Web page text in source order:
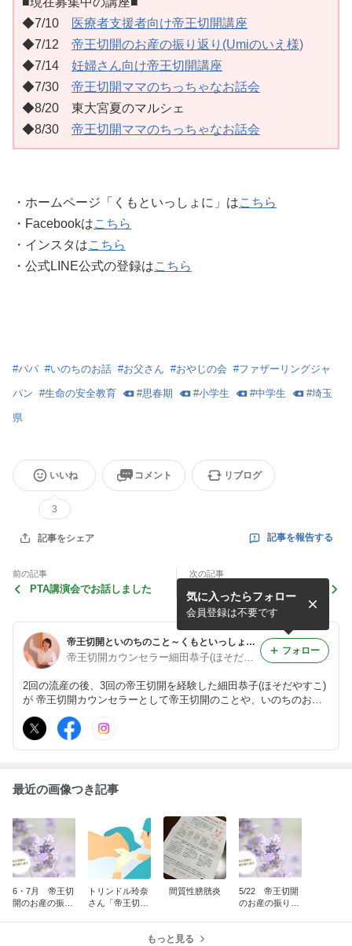
◆7/10
医療者支援者向け帝王切開講座
◆7/12 帝王切開のお産の振り返り(Umiのいえ様)
◆7/14 妊婦さん向け帝王切開講座
◆7/30 帝王切開ママのちっちゃなお話会
◆8/20 東大宮夏のマルシェ
◆8/30 帝王切開ママのちっちゃなお話会
・ホームページ「くもといっしょに」はこちら
・Facebookはこちら
・インスタはこちら
・公式LINE公式の登録はこちら
#パパ #いのちのお話 #お父さん #おやじの会 #ファザーリングジャ
パン #生命の安全教育 #思春期 #小学生 #中学生 #埼玉
県
いいね
3
コメント リブログ
記事をシェア 記事を報告する
前の記事
PTA講演会でお話しました
次の記事
答えはないけどヒントはたく
さん
帝王切開といのちのこと～くもといっしょに～
帝王切開カウンセラー細田恭子(ほそだやすこ)
2回の流産の後、3回の帝王切開を経験した細田恭子(ほそだやすこ)
が 帝王切開カウンセラーとして帝王切開のことや、いのちのお話
ること、育むこと」を一緒に考えてみませんか?
気に入ったらフォロー
会員登録は不要です
フォロー
最近の画像つき記事
6・7月 帝王切
開のお産の振り
トリンドル玲奈
さん「帝王切
間質性膀胱炎
5/22 帝王切開
のお産の振り返
もっと見る